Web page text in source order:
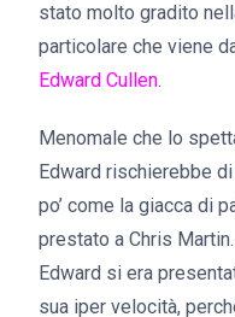
stato molto gradito
particolare che viene
Edward Cullen.
Menomale che lo
Edward rischierebbe
po’ come la giacca di
prestato a Chris Martin.
Edward si era
sua iper velocità,